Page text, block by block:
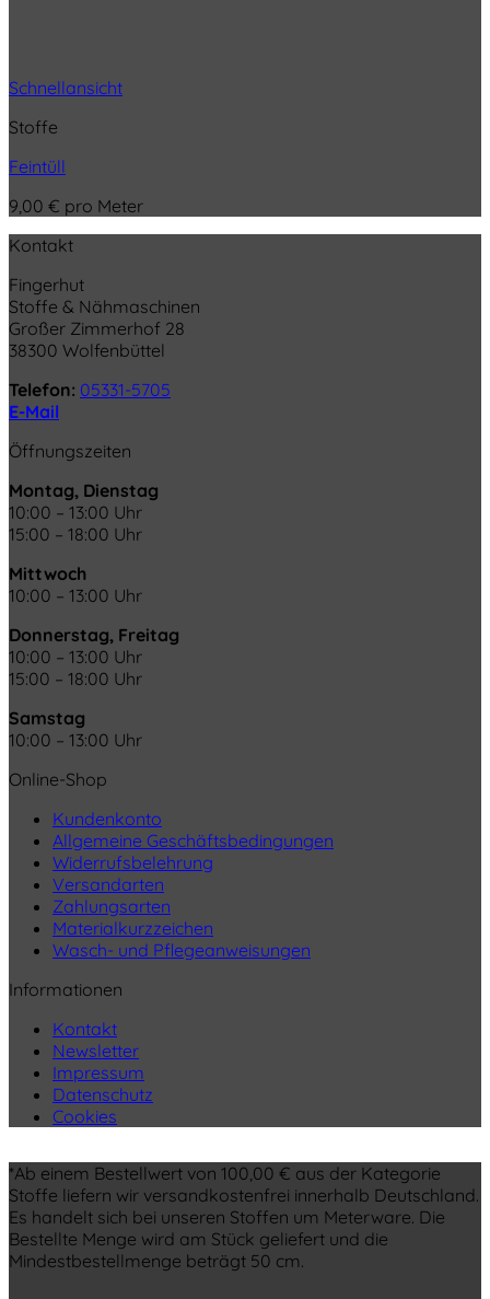
Schnellansicht
Stoffe
Feintüll
9,00 € pro Meter
Kontakt
Fingerhut
Stoffe & Nähmaschinen
Großer Zimmerhof 28
38300 Wolfenbüttel
Telefon: 05331-5705
E-Mail
Öffnungszeiten
Montag, Dienstag
10:00 – 13:00 Uhr
15:00 – 18:00 Uhr
Mittwoch
10:00 – 13:00 Uhr
Donnerstag, Freitag
10:00 – 13:00 Uhr
15:00 – 18:00 Uhr
Samstag
10:00 – 13:00 Uhr
Online-Shop
Kundenkonto
Allgemeine Geschäftsbedingungen
Widerrufsbelehrung
Versandarten
Zahlungsarten
Materialkurzzeichen
Wasch- und Pflegeanweisungen
Informationen
Kontakt
Newsletter
Impressum
Datenschutz
Cookies
*Ab einem Bestellwert von 100,00 € aus der Kategorie
Stoffe liefern wir versandkostenfrei innerhalb Deutschland.
Es handelt sich bei unseren Stoffen um Meterware. Die
Bestellte Menge wird am Stück geliefert und die
Mindestbestellmenge beträgt 50 cm.